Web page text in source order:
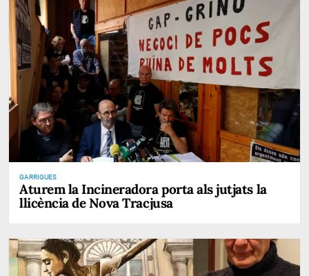
GARRIGUES
Aturem la Incineradora porta als jutjats la
llicència de Nova Tracjusa